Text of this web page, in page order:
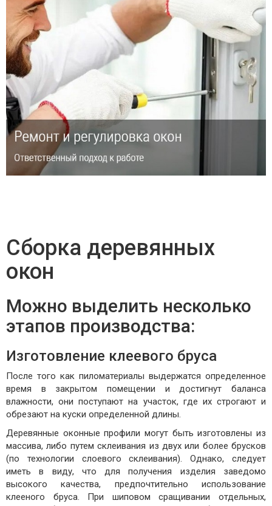
Сборка деревянных
окон
Можно выделить несколько
этапов производства:
Изготовление клеевого бруса
После того как пиломатериалы выдержатся определенное
время в закрытом помещении и достигнут баланса
влажности, они поступают на участок, где их строгают и
обрезают на куски определенной длины.
Деревянные оконные профили могут быть изготовлены из
массива, либо путем склеивания из двух или более брусков
(по технологии слоевого склеивания). Однако, следует
иметь в виду, что для получения изделия заведомо
высокого качества, предпочтительно использование
клееного бруса. При шиповом сращивании отдельных,